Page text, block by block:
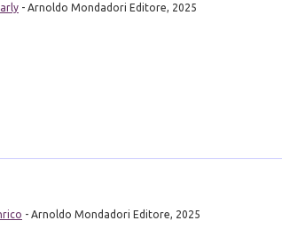
- Arnoldo Mondadori Editore, 2025
- Arnoldo Mondadori Editore, 2025